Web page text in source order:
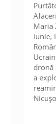
Maria
iunie,
dronă
a